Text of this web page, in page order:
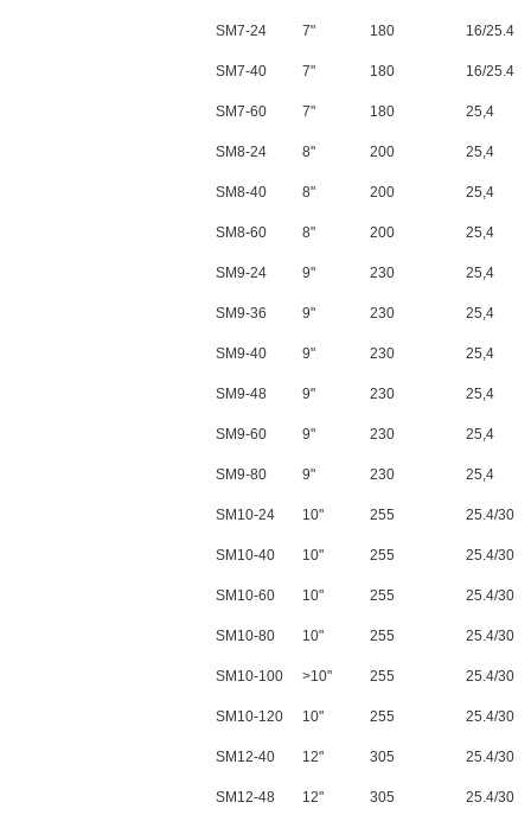
SM7-24 7" 180 16/25.4
SM7-40 7" 180 16/25.4
SM7-60 7" 180 25,4
SM8-24 8" 200 25,4
SM8-40 8" 200 25,4
SM8-60 8" 200 25,4
SM9-24 9" 230 25,4
SM9-36 9" 230 25,4
SM9-40 9" 230 25,4
SM9-48 9" 230 25,4
SM9-60 9" 230 25,4
SM9-80 9" 230 25,4
SM10-24 10" 255 25.4/30
SM10-40 10" 255 25.4/30
SM10-60 10" 255 25.4/30
SM10-80 10" 255 25.4/30
SM10-100 >10" 255 25.4/30
SM10-120 10" 255 25.4/30
SM12-40 12" 305 25.4/30
SM12-48 12" 305 25.4/30